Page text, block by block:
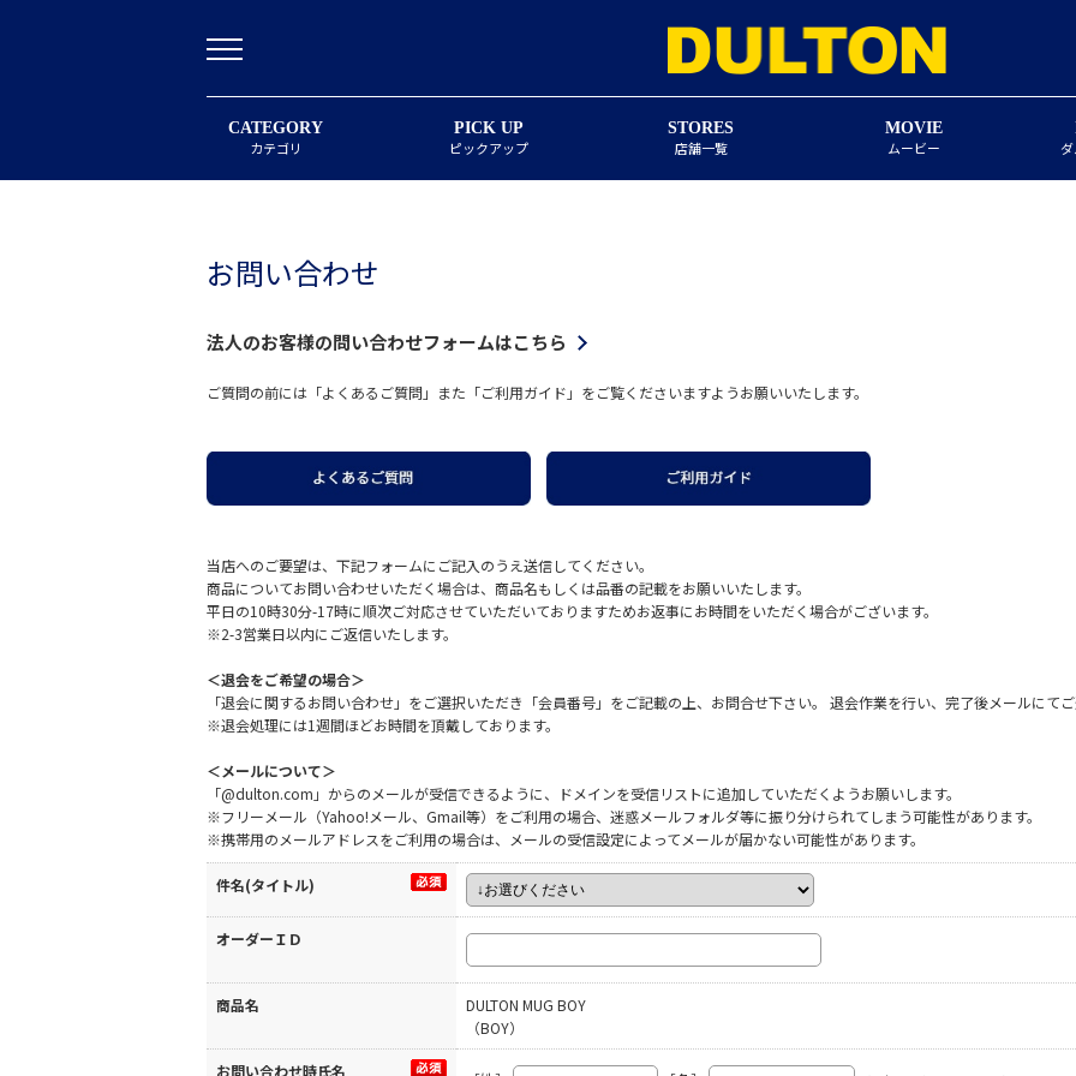
CATEGORY
カテゴリ
PICK UP
ピックアップ
STORES
店舗一覧
MOVIE
ムービー
お問い合わせ
法人のお客様の問い合わせフォームはこちら
ご質問の前には「よくあるご質問」また「ご利用ガイド」をご覧くださいますようお願いいたします。
当店へのご要望は、下記フォームにご記入のうえ送信してください。
商品についてお問い合わせいただく場合は、商品名もしくは品番の記載をお願いいたします。
平日の10時30分-17時に順次ご対応させていただいておりますためお返事にお時間をいただく場合がございます。
※2-3営業日以内にご返信いたします。
＜退会をご希望の場合＞
「退会に関するお問い合わせ」をご選択いただき「会員番号」をご記載の上、お問合せ下さい。 退会作業を行い、完了後メールにてご
※退会処理には1週間ほどお時間を頂戴しております。
＜メールについて＞
「@dulton.com」からのメールが受信できるように、ドメインを受信リストに追加していただくようお願いします。
※フリーメール（Yahoo!メール、Gmail等）をご利用の場合、迷惑メールフォルダ等に振り分けられてしまう可能性があります。
※携帯用のメールアドレスをご利用の場合は、メールの受信設定によってメールが届かない可能性があります。
件名(タイトル)
オーダーＩＤ
商品名
DULTON MUG BOY
（BOY）
お問い合わせ時氏名